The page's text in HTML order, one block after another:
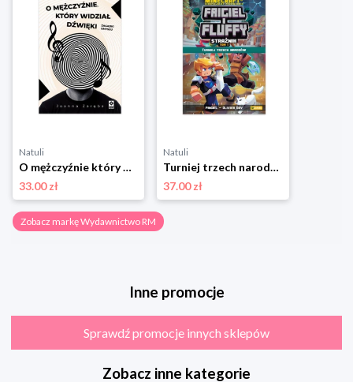
Natuli
O mężczyźnie który widział dżwięki Wydawnictwo rm
33.00 zł
Natuli
Turniej trzech narodów. Frigiel i fluffy nieoficjalny przewodnik po świecie minecraft Wydawnictwo rm
37.00 zł
Zobacz markę Wydawnictwo RM
Inne promocje
Sprawdź promocje innych sklepów
Zobacz inne kategorie